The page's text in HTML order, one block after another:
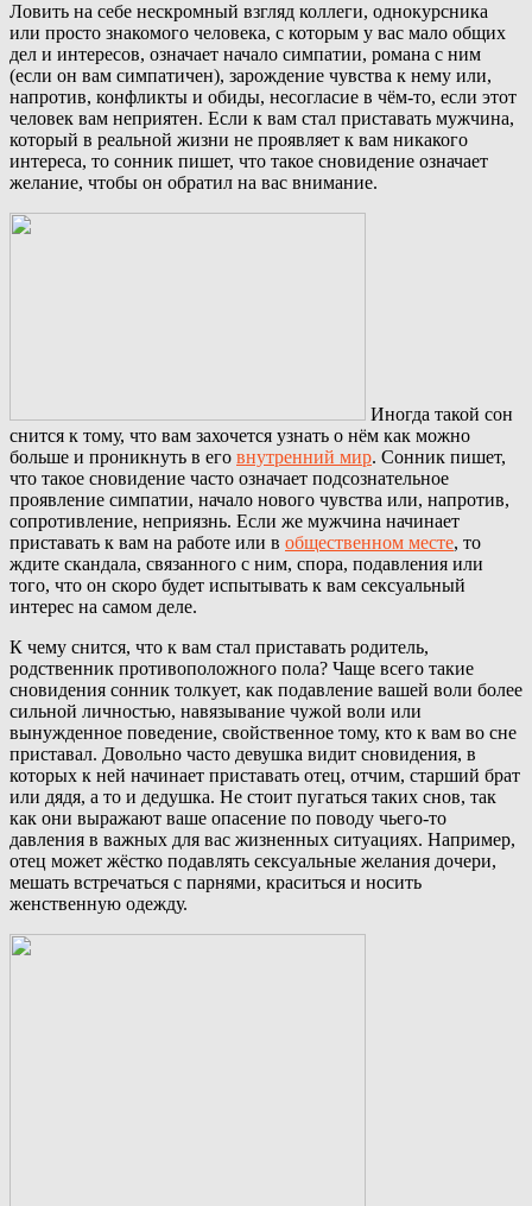
Ловить на себе нескромный взгляд коллеги, однокурсника
или просто знакомого человека, с которым у вас мало общих
дел и интересов, означает начало симпатии, романа с ним
(если он вам симпатичен), зарождение чувства к нему или,
напротив, конфликты и обиды, несогласие в чём-то, если этот
человек вам неприятен. Если к вам стал приставать мужчина,
который в реальной жизни не проявляет к вам никакого
интереса, то сонник пишет, что такое сновидение означает
желание, чтобы он обратил на вас внимание.
Иногда такой сон
снится к тому, что вам захочется узнать о нём как можно
больше и проникнуть в его внутренний мир. Сонник пишет,
что такое сновидение часто означает подсознательное
проявление симпатии, начало нового чувства или, напротив,
сопротивление, неприязнь. Если же мужчина начинает
приставать к вам на работе или в общественном месте, то
ждите скандала, связанного с ним, спора, подавления или
того, что он скоро будет испытывать к вам сексуальный
интерес на самом деле.
К чему снится, что к вам стал приставать родитель,
родственник противоположного пола? Чаще всего такие
сновидения сонник толкует, как подавление вашей воли более
сильной личностью, навязывание чужой воли или
вынужденное поведение, свойственное тому, кто к вам во сне
приставал. Довольно часто девушка видит сновидения, в
которых к ней начинает приставать отец, отчим, старший брат
или дядя, а то и дедушка. Не стоит пугаться таких снов, так
как они выражают ваше опасение по поводу чьего-то
давления в важных для вас жизненных ситуациях. Например,
отец может жёстко подавлять сексуальные желания дочери,
мешать встречаться с парнями, краситься и носить
женственную одежду.